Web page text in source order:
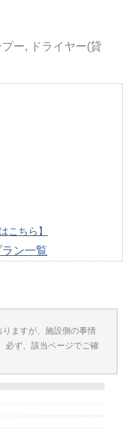
ー, ドライヤー(貸
こちら】
ン一覧
ますが、施設側の事情
必ず、該当ページでご確